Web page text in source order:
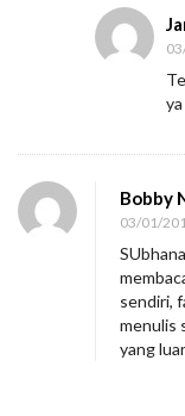
ya
Bobby
03/01/
sendiri,
menulis
yang